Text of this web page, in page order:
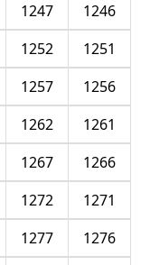
1246
1247
1251
1252
1256
1257
1261
1262
1266
1267
1271
1272
1276
1277